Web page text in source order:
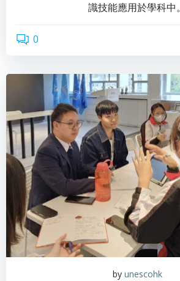
識技能應用於學科中。
0
by unescohk